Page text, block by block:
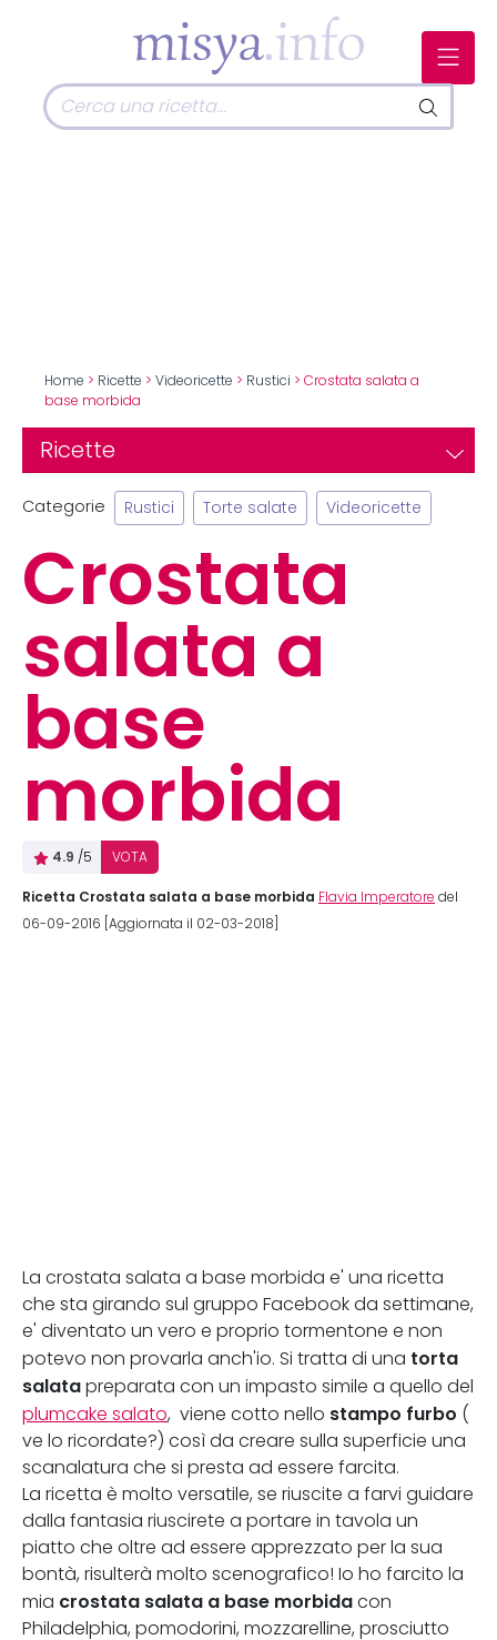
Home > Ricette > Videoricette > Rustici > Crostata salata a
base morbida
Ricette
Categorie Rustici Torte salate Videoricette
Crostata
salata a
base
morbida
4.9 /5 VOTA
Ricetta Crostata salata a base morbida Flavia Imperatore del
06-09-2016 [Aggiornata il 02-03-2018]
La crostata salata a base morbida e' una ricetta
che sta girando sul gruppo Facebook da settimane,
e' diventato un vero e proprio tormentone e non
potevo non provarla anch'io. Si tratta di una torta
salata preparata con un impasto simile a quello del
plumcake salato, viene cotto nello stampo furbo (
ve lo ricordate?) così da creare sulla superficie una
scanalatura che si presta ad essere farcita.
La ricetta è molto versatile, se riuscite a farvi guidare
dalla fantasia riuscirete a portare in tavola un
piatto che oltre ad essere apprezzato per la sua
bontà, risulterà molto scenografico! Io ho farcito la
mia crostata salata a base morbida con
Philadelphia, pomodorini, mozzarelline, prosciutto